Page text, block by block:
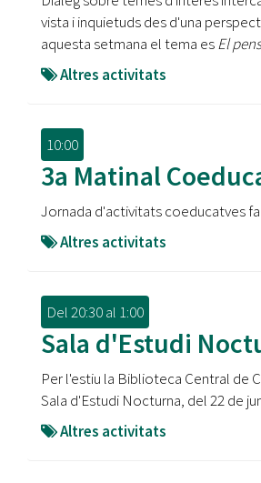
vista i inquietuds des d'una
aquesta setmana el tema esEl
Altres activitats
10:00
3a Matinal
Jornada d'activitats coeducatves
Altres activitats
Del20:30al 1:00
Sala d'Estudi
Per l'estiu la Biblioteca Central de
Sala d'Estudi Nocturna, del 22 de
Altres activitats